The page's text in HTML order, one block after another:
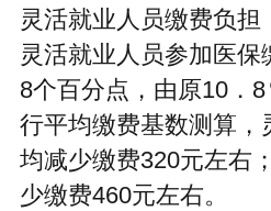
灵活就业人员缴费负担
灵活就业人员参加医保
8个百分点，由原10．
行平均缴费基数测算，
均减少缴费320元左右
少缴费460元左右。